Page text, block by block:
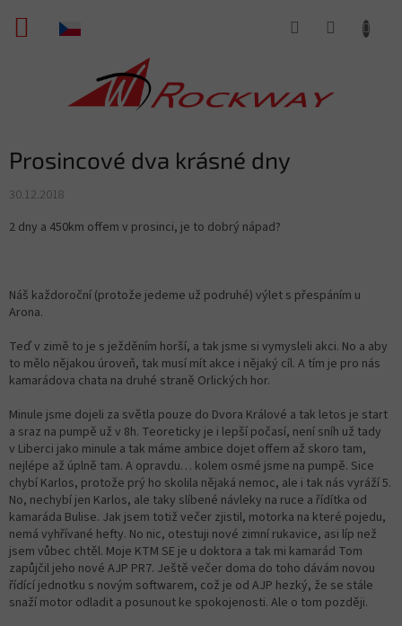
obsah
NÁKUPNÍ
Prosincové dva krásné dny
30.12.2018
2 dny a 450km offem v prosinci, je to dobrý nápad?
Náš každoroční (protože jedeme už podruhé) výlet s přespáním u
Arona.
Teď v zimě to je s ježděním horší, a tak jsme si vymysleli akci. No a aby
to mělo nějakou úroveň, tak musí mít akce i nějaký cíl. A tím je pro nás
kamarádova chata na druhé straně Orlických hor.
Minule jsme dojeli za světla pouze do Dvora Králové a tak letos je start
a sraz na pumpě už v 8h. Teoreticky je i lepší počasí, není sníh už tady
v Liberci jako minule a tak máme ambice dojet offem až skoro tam,
nejlépe až úplně tam. A opravdu… kolem osmé jsme na pumpě. Sice
chybí Karlos, protože prý ho skolila nějaká nemoc, ale i tak nás vyráží 5.
No, nechybí jen Karlos, ale taky slíbené návleky na ruce a řídítka od
kamaráda Bulise. Jak jsem totiž večer zjistil, motorka na které pojedu,
nemá vyhřívané hefty. No nic, otestuji nové zimní rukavice, asi líp než
jsem vůbec chtěl. Moje KTM SE je u doktora a tak mi kamarád Tom
zapůjčil jeho nové AJP PR7. Ještě večer doma do toho dávám novou
řídící jednotku s novým softwarem, což je od AJP hezký, že se stále
snaží motor odladit a posunout ke spokojenosti. Ale o tom později.